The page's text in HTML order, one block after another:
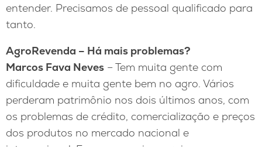
entender. Precisamos de pessoal qualificado para
tanto.
AgroRevenda – Há mais problemas?
Marcos Fava Neves – Tem muita gente com
dificuldade e muita gente bem no agro. Vários
perderam patrimônio nos dois últimos anos, com
os problemas de crédito, comercialização e preços
dos produtos no mercado nacional e